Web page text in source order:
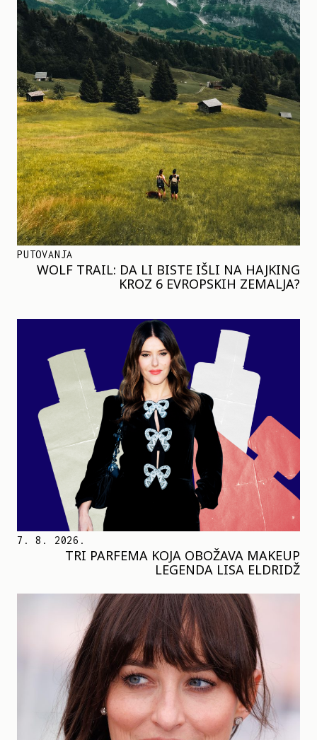
PUTOVANJA
WOLF TRAIL: DA LI BISTE IŠLI NA HAJKING
KROZ 6 EVROPSKIH ZEMALJA?
7. 8. 2026.
TRI PARFEMA KOJA OBOŽAVA MAKEUP
LEGENDA LISA ELDRIDŽ